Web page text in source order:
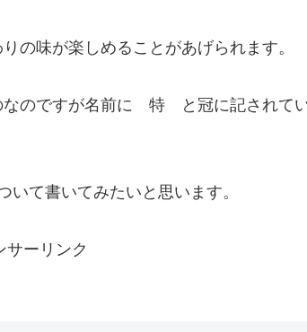
の味が楽しめることがあげられます。
なのですが名前に 特 と冠に記されて
て書いてみたいと思います。
サーリンク